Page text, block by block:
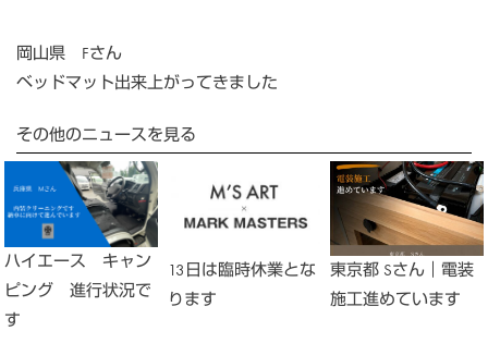
岡山県 Fさん
ベッドマット出来上がってきました
その他のニュースを見る
ハイエース キャン
ピング 進行状況で
す
13日は臨時休業とな
ります
東京都 Sさん｜電装
施工進めています